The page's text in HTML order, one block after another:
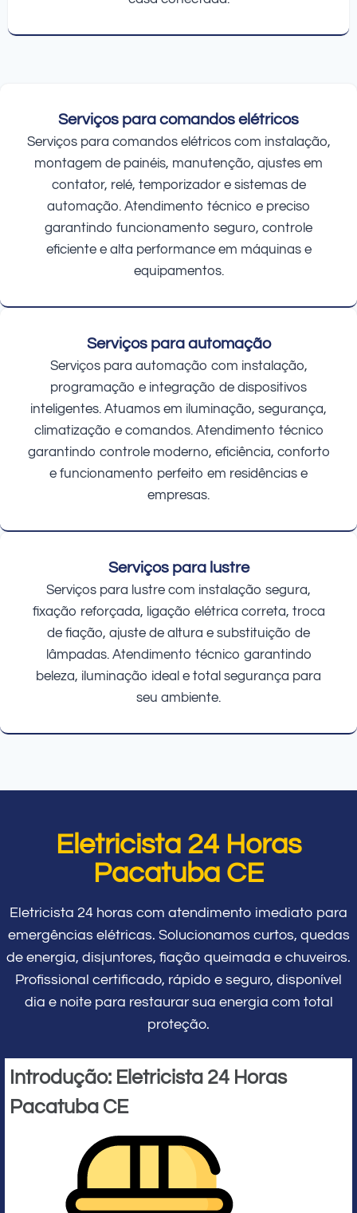
Serviços para comandos elétricos
Serviços para comandos elétricos com instalação,
montagem de painéis, manutenção, ajustes em
contator, relé, temporizador e sistemas de
automação. Atendimento técnico e preciso
garantindo funcionamento seguro, controle
eficiente e alta performance em máquinas e
equipamentos.
Serviços para automação
Serviços para automação com instalação,
programação e integração de dispositivos
inteligentes. Atuamos em iluminação, segurança,
climatização e comandos. Atendimento técnico
garantindo controle moderno, eficiência, conforto
e funcionamento perfeito em residências e
empresas.
Serviços para lustre
Serviços para lustre com instalação segura,
fixação reforçada, ligação elétrica correta, troca
de fiação, ajuste de altura e substituição de
lâmpadas. Atendimento técnico garantindo
beleza, iluminação ideal e total segurança para
seu ambiente.
Eletricista 24 Horas
Pacatuba CE
Eletricista 24 horas com atendimento imediato para
emergências elétricas. Solucionamos curtos, quedas
de energia, disjuntores, fiação queimada e chuveiros.
Profissional certificado, rápido e seguro, disponível
dia e noite para restaurar sua energia com total
proteção.
Introdução: Eletricista 24 Horas
Pacatuba CE